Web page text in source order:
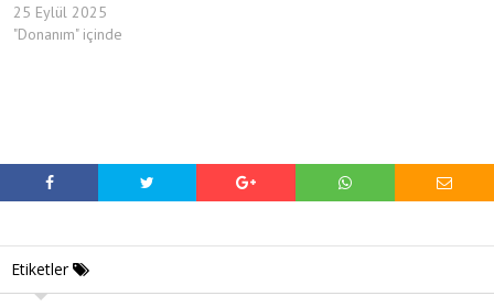
25 Eylül 2025
"Donanım" içinde
Etiketler